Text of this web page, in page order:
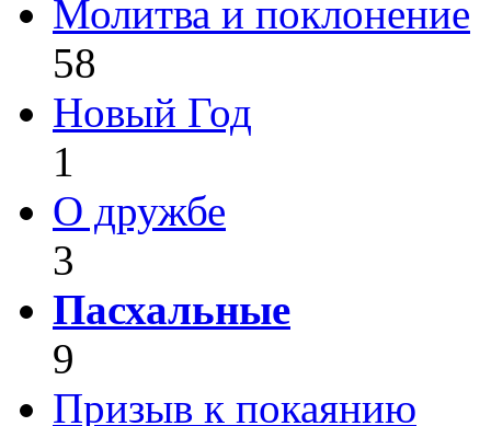
Молитва и поклонение
58
Новый Год
1
О дружбе
3
Пасхальные
9
Призыв к покаянию